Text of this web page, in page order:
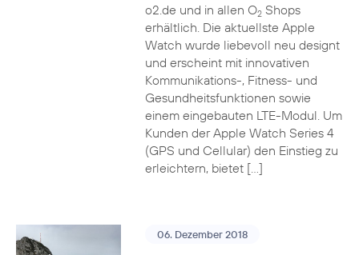
o2.de und in allen O2Shops
erhältlich. Die aktuellste Apple
Watch wurde liebevoll neu designt
und erscheint mit innovativen
Kommunikations-, Fitness- und
Gesundheitsfunktionen sowie
einem eingebauten LTE-Modul. Um
Kunden der Apple Watch Series 4
(GPS und Cellular) den Einstieg zu
erleichtern, bietet […]
06. Dezember 2018